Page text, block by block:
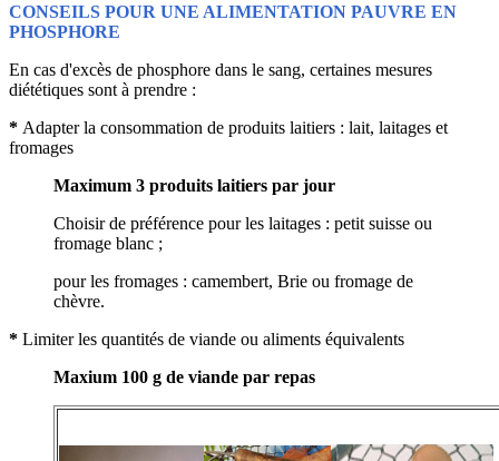
CONSEILS POUR UNE ALIMENTATION PAUVRE EN
PHOSPHORE
En cas d'excès de phosphore dans le sang, certaines mesures
diététiques sont à prendre :
* Adapter la consommation de produits laitiers : lait, laitages et
fromages
Maximum 3 produits laitiers par jour
Choisir de préférence pour les laitages : petit suisse ou
fromage blanc ;
pour les fromages : camembert, Brie ou fromage de
chèvre.
* Limiter les quantités de viande ou aliments équivalents
Maxium 100 g de viande par repas